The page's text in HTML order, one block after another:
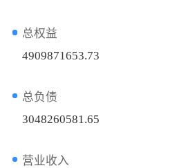
总权益
4909871653.73
总负债
3048260581.65
营业收入